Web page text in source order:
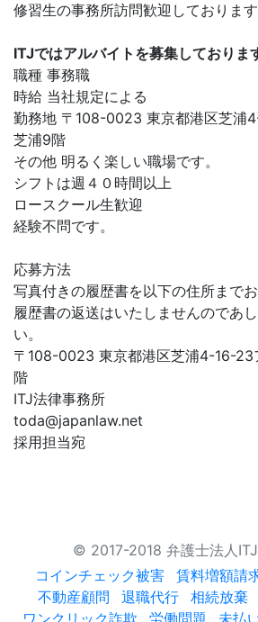
修習生の事務所訪問歓迎しております
ITJではアルバイトを募集しておりま
職種 事務職
時給 当社規定による
勤務地 〒108-0023 東京都港区芝浦
芝浦9階
その他 明るく楽しい職場です。
シフトは週４０時間以上
ロースクール生歓迎
経験不問です。
応募方法
写真付きの履歴書を以下の住所までお
履歴書の返送はいたしませんのであ
い。
〒108-0023 東京都港区芝浦4-16-23
階
ITJ法律事務所
toda@japanlaw.net
採用担当宛
© 2017-2018 弁護士法人
コインチェック被害
賃料増額請
不動産顧問
退職代行 相続放棄
ワンクリック詐欺
労働問題 未払